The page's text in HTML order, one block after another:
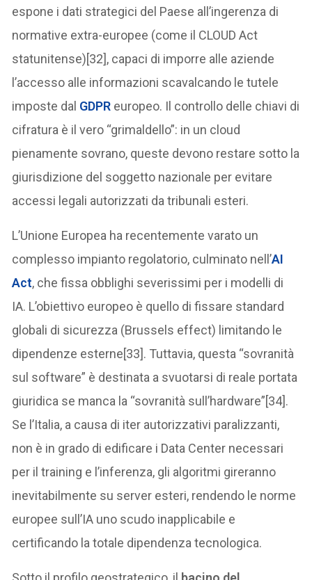
espone i dati strategici del Paese all’ingerenza di
normative extra-europee (come il CLOUD Act
statunitense)[32], capaci di imporre alle aziende
l’accesso alle informazioni scavalcando le tutele
imposte dal GDPR europeo. Il controllo delle chiavi di
cifratura è il vero “grimaldello”: in un cloud
pienamente sovrano, queste devono restare sotto la
giurisdizione del soggetto nazionale per evitare
accessi legali autorizzati da tribunali esteri.
L’Unione Europea ha recentemente varato un
complesso impianto regolatorio, culminato nell’AI
Act, che fissa obblighi severissimi per i modelli di
IA. L’obiettivo europeo è quello di fissare standard
globali di sicurezza (Brussels effect) limitando le
dipendenze esterne[33]. Tuttavia, questa “sovranità
sul software” è destinata a svuotarsi di reale portata
giuridica se manca la “sovranità sull’hardware”[34].
Se l’Italia, a causa di iter autorizzativi paralizzanti,
non è in grado di edificare i Data Center necessari
per il training e l’inferenza, gli algoritmi gireranno
inevitabilmente su server esteri, rendendo le norme
europee sull’IA uno scudo inapplicabile e
certificando la totale dipendenza tecnologica.